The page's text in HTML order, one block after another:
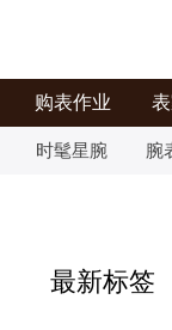
购表作业
时髦星腕 腕
最新标签